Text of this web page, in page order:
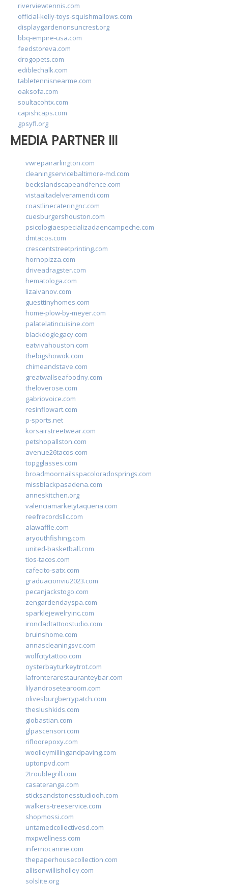
riverviewtennis.com
official-kelly-toys-squishmallows.com
displaygardenonsuncrest.org
bbq-empire-usa.com
feedstoreva.com
drogopets.com
ediblechalk.com
tabletennisnearme.com
oaksofa.com
soultacohtx.com
capishcaps.com
gpsyfl.org
MEDIA PARTNER III
vwrepairarlington.com
cleaningservicebaltimore-md.com
beckslandscapeandfence.com
vistaaltadelveramendi.com
coastlinecateringnc.com
cuesburgershouston.com
psicologiaespecializadaencampeche.com
dmtacos.com
crescentstreetprinting.com
hornopizza.com
driveadragster.com
hematologa.com
lizaivanov.com
guesttinyhomes.com
home-plow-by-meyer.com
palatelatincuisine.com
blackdoglegacy.com
eatvivahouston.com
thebigshowok.com
chimeandstave.com
greatwallseafoodny.com
theloverose.com
gabriovoice.com
resinflowart.com
p-sports.net
korsairstreetwear.com
petshopallston.com
avenue26tacos.com
topgglasses.com
broadmoornailsspacoloradosprings.com
missblackpasadena.com
anneskitchen.org
valenciamarketytaqueria.com
reefrecordsllc.com
alawaffle.com
aryouthfishing.com
united-basketball.com
tios-tacos.com
cafecito-satx.com
graduacionviu2023.com
pecanjackstogo.com
zengardendayspa.com
sparklejewelryinc.com
ironcladtattoostudio.com
bruinshome.com
annascleaningsvc.com
wolfcitytattoo.com
oysterbayturkeytrot.com
lafronterarestauranteybar.com
lilyandrosetearoom.com
olivesburgberrypatch.com
theslushkids.com
giobastian.com
glpascensori.com
rifloorepoxy.com
woolleymillingandpaving.com
uptonpvd.com
2troublegrill.com
casateranga.com
sticksandstonesstudiooh.com
walkers-treeservice.com
shopmossi.com
untamedcollectivesd.com
mxpwellness.com
infernocanine.com
thepaperhousecollection.com
allisonwillisholley.com
solslite.org